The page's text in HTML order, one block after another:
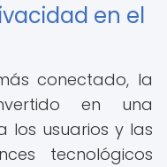
en el
conectado, la
en una
los usuarios y las
tecnológicos